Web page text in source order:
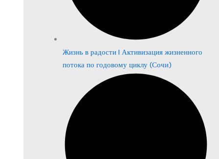
Жизнь в радости | Активизация жизненного
потока по годовому циклу (Сочи)